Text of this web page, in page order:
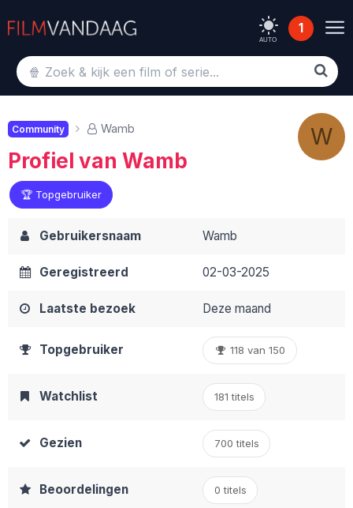
AUTO
1
W
Community Wamb
Profiel van Wamb
🏆 Topgebruiker
Gebruikersnaam Wamb
Geregistreerd 02-03-2025
Laatste bezoek Deze maand
Topgebruiker 118 van 150
Watchlist 181 titels
Gezien 700 titels
Beoordelingen 0 titels